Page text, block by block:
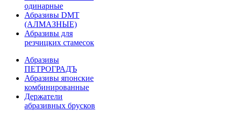
одинарные
Абразивы DMT
(АЛМАЗНЫЕ)
Абразивы для
резчицких стамесок
Абразивы
ПЕТРОГРАДЪ
Абразивы японские
комбинированные
Держатели
абразивных брусков